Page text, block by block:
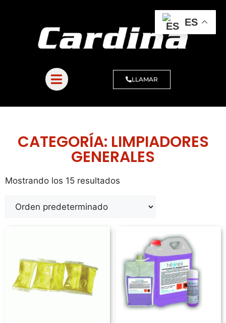
LLAMAR
CATEGORÍA: LIMPIADORES
GENERALES
Mostrando los 15 resultados
ES